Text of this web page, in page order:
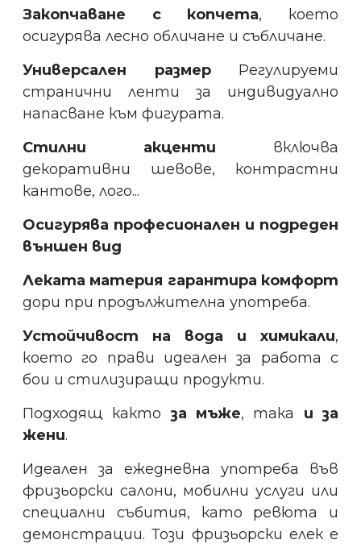
Закопчаване с копчета, което
осигурява лесно обличане и събличане.
Универсален размер Регулируеми
странични ленти за индивидуално
напасване към фигурата.
Стилни акценти включва
декоративни шевове, контрастни
кантове, лого...
Осигурява професионален и подреден
външен вид
Леката материя гарантира комфорт
дори при продължителна употреба.
Устойчивост на вода и химикали,
което го прави идеален за работа с
бои и стилизиращи продукти.
Подходящ както за мъже, така и за
жени.
Идеален за ежедневна употреба във
фризьорски салони, мобилни услуги или
специални събития, като ревюта и
демонстрации. Този фризьорски елек е